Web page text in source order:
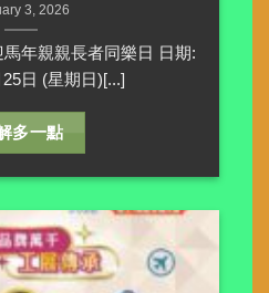
3, 2026
年親親長者同樂日 日期:
日 (星期日)[...]
多一點